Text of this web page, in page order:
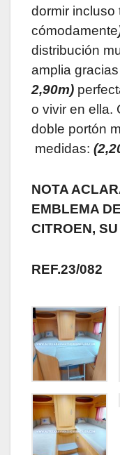
dormir incluso
cómodamente
distribución
amplia
2,90m)
o vivir en ella.
doble portón
medidas:
NOTA
EMBLEMA
CITROEN,
REF.23/082